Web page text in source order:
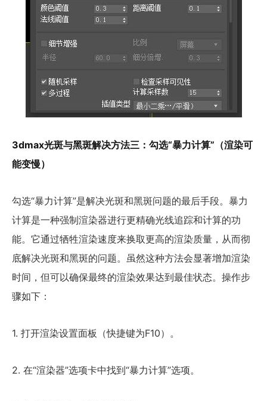
3dmax光斑与黑斑解决方法三：勾选“暴力计算”（渲染可
能变慢）
勾选“暴力计算”是解决光斑和黑斑问题的最后手段。暴力
计算是一种强制渲染器进行更精确光线追踪和计算的功
能。它通过牺牲渲染速度来换取更高的渲染质量，从而彻
底解决光斑和黑斑的问题。虽然这种方法会显著增加渲染
时间，但可以确保最终的渲染效果达到最佳状态。操作步
骤如下：
1. 打开渲染设置面板（快捷键为F10）。
2. 在“渲染器”选项卡中找到“暴力计算”选项。